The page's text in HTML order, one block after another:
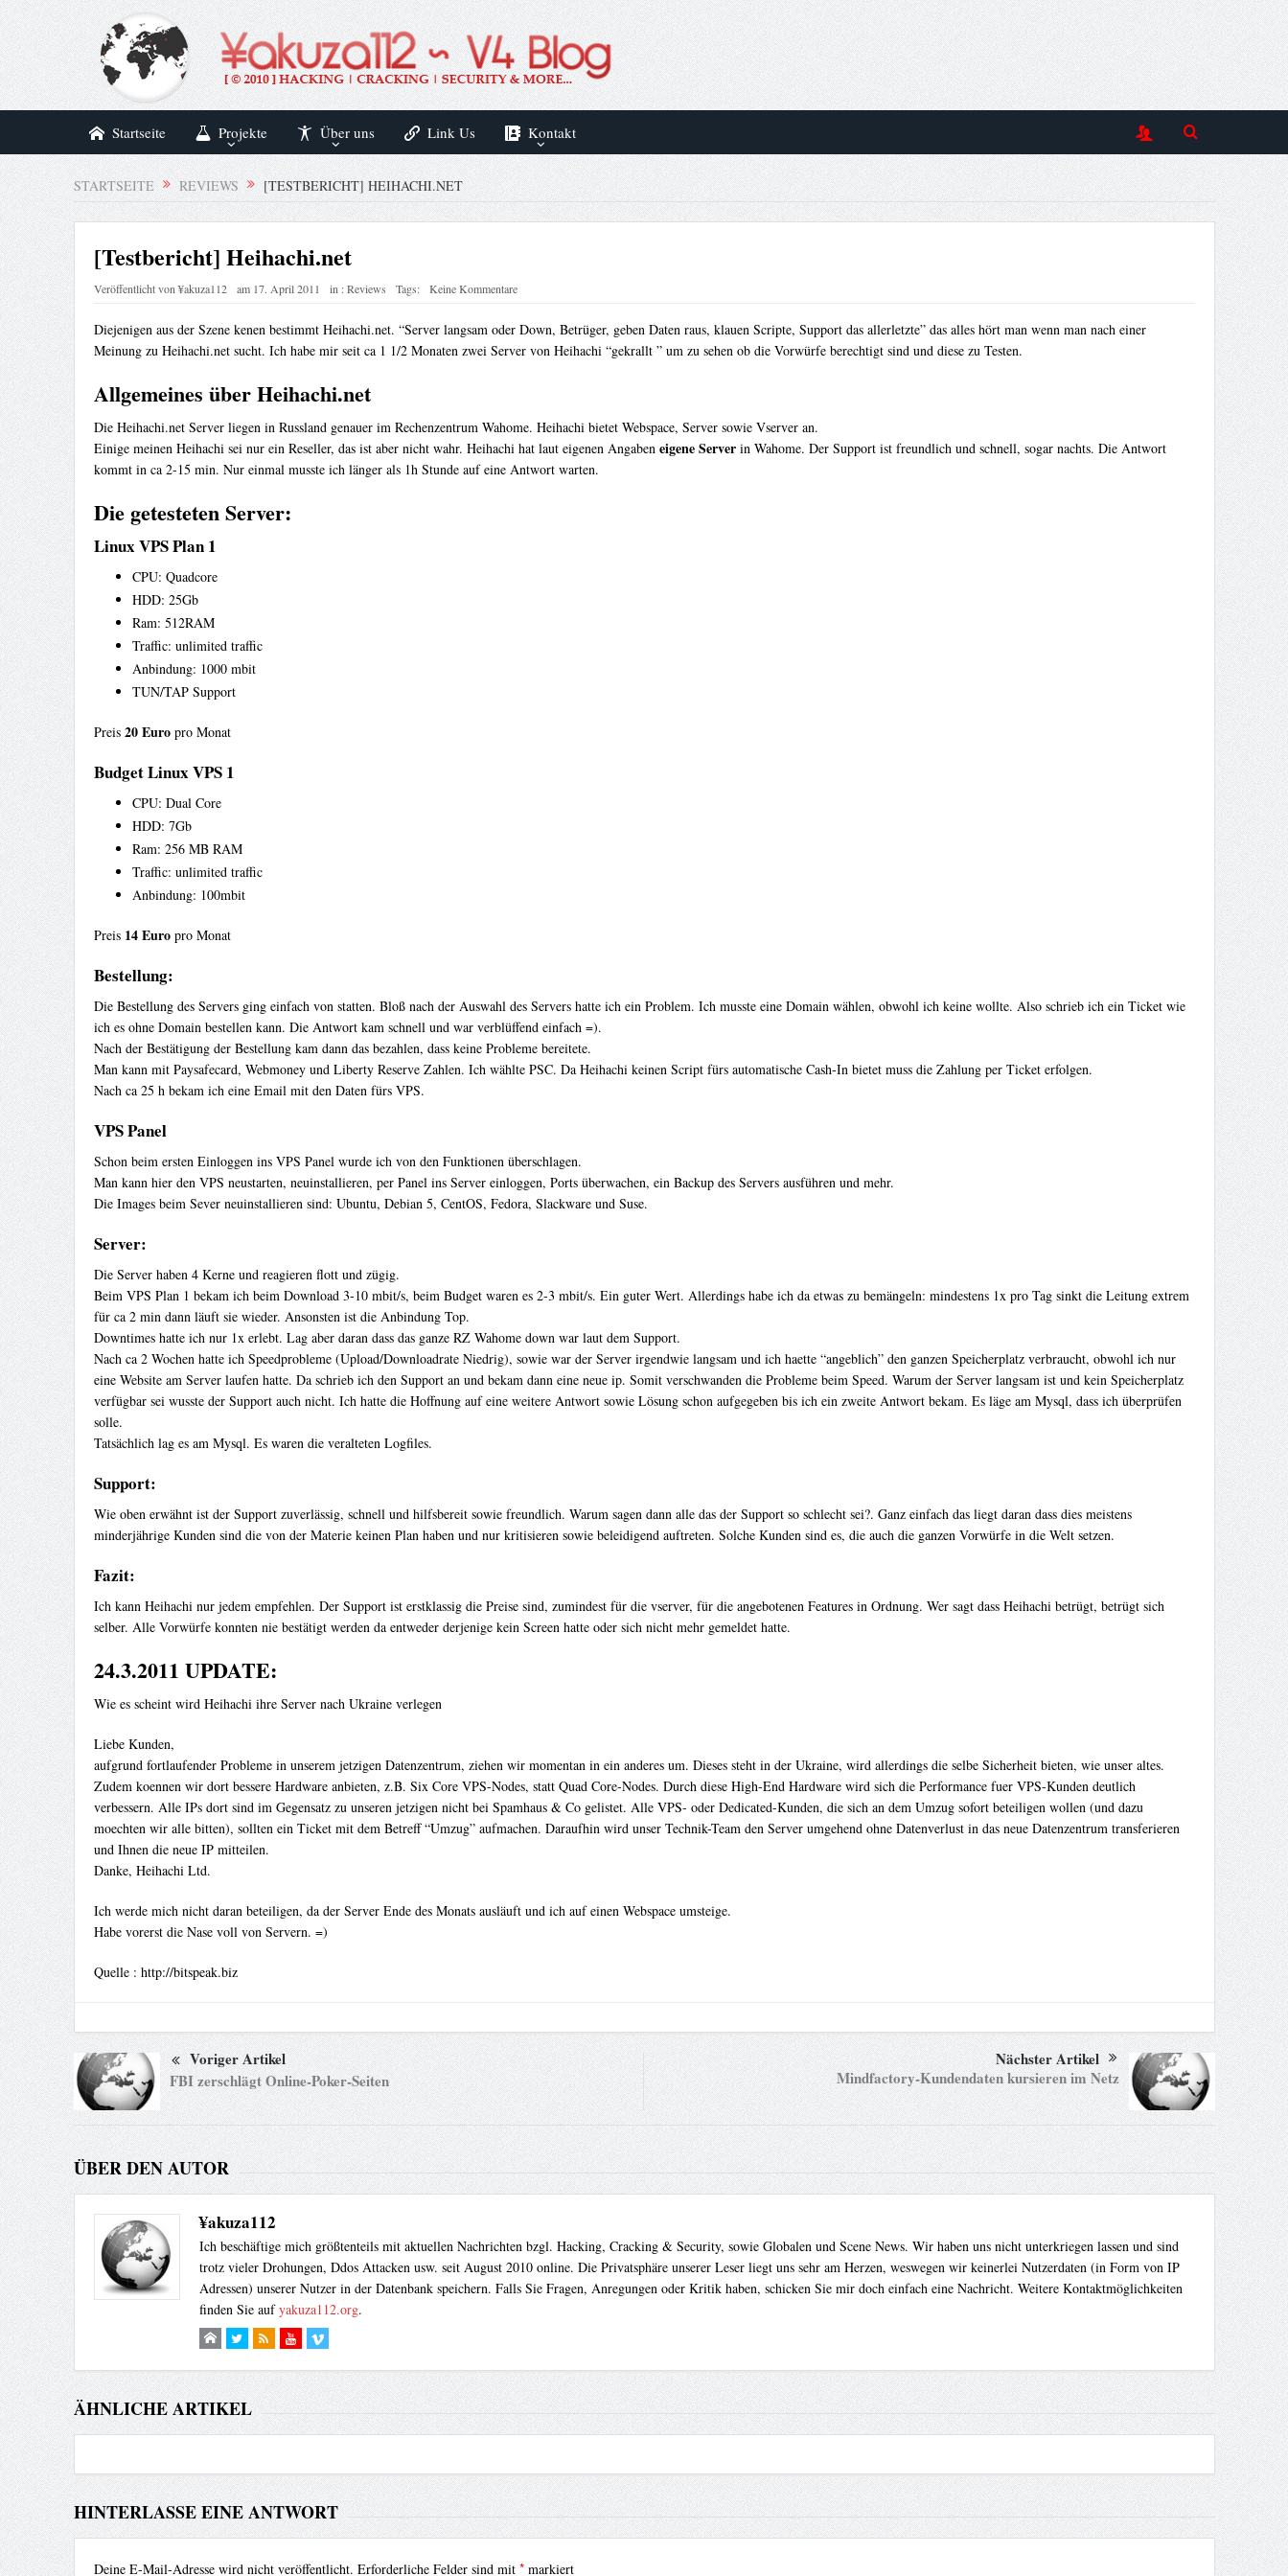
Startseite Projekte Über uns Link Us Kontakt
STARTSEITE REVIEWS [TESTBERICHT] HEIHACHI.NET
[Testbericht] Heihachi.net
Veröffentlicht von¥akuza112 am 17. April 2011 in :Reviews Tags: Keine Kommentare
Diejenigen aus der Szene kenen bestimmt Heihachi.net. “Server langsam oder Down, Betrüger, geben Daten raus, klauen Scripte, Support das allerletzte” das alles hört man wenn man nach einer
Meinung zu Heihachi.net sucht. Ich habe mir seit ca 1 1/2 Monaten zwei Server von Heihachi “gekrallt ” um zu sehen ob die Vorwürfe berechtigt sind und diese zu Testen.
Allgemeines über Heihachi.net
Die Heihachi.net Server liegen in Russland genauer im Rechenzentrum Wahome. Heihachi bietet Webspace, Server sowie Vserver an.
Einige meinen Heihachi sei nur ein Reseller, das ist aber nicht wahr. Heihachi hat laut eigenen Angaben eigene Serverin Wahome. Der Support ist freundlich und schnell, sogar nachts. Die Antwort
kommt in ca 2-15 min. Nur einmal musste ich länger als 1h Stunde auf eine Antwort warten.
Die getesteten Server:
Linux VPS Plan 1
CPU: Quadcore
HDD: 25Gb
Ram: 512RAM
Traffic: unlimited traffic
Anbindung: 1000 mbit
TUN/TAP Support
Preis 20 Europro Monat
Budget Linux VPS 1
CPU: Dual Core
HDD: 7Gb
Ram: 256 MB RAM
Traffic: unlimited traffic
Anbindung: 100mbit
Preis 14 Europro Monat
Bestellung:
Die Bestellung des Servers ging einfach von statten. Bloß nach der Auswahl des Servers hatte ich ein Problem. Ich musste eine Domain wählen, obwohl ich keine wollte. Also schrieb ich ein Ticket wie
ich es ohne Domain bestellen kann. Die Antwort kam schnell und war verblüffend einfach =).
Nach der Bestätigung der Bestellung kam dann das bezahlen, dass keine Probleme bereitete.
Man kann mit Paysafecard, Webmoney und Liberty Reserve Zahlen. Ich wählte PSC. Da Heihachi keinen Script fürs automatische Cash-In bietet muss die Zahlung per Ticket erfolgen.
Nach ca 25 h bekam ich eine Email mit den Daten fürs VPS.
VPS Panel
Schon beim ersten Einloggen ins VPS Panel wurde ich von den Funktionen überschlagen.
Man kann hier den VPS neustarten, neuinstallieren, per Panel ins Server einloggen, Ports überwachen, ein Backup des Servers ausführen und mehr.
Die Images beim Sever neuinstallieren sind: Ubuntu, Debian 5, CentOS, Fedora, Slackware und Suse.
Server:
Die Server haben 4 Kerne und reagieren flott und zügig.
Beim VPS Plan 1 bekam ich beim Download 3-10 mbit/s, beim Budget waren es 2-3 mbit/s. Ein guter Wert. Allerdings habe ich da etwas zu bemängeln: mindestens 1x pro Tag sinkt die Leitung extrem
für ca 2 min dann läuft sie wieder. Ansonsten ist die Anbindung Top.
Downtimes hatte ich nur 1x erlebt. Lag aber daran dass das ganze RZ Wahome down war laut dem Support.
Nach ca 2 Wochen hatte ich Speedprobleme (Upload/Downloadrate Niedrig), sowie war der Server irgendwie langsam und ich haette “angeblich” den ganzen Speicherplatz verbraucht, obwohl ich nur
eine Website am Server laufen hatte. Da schrieb ich den Support an und bekam dann eine neue ip. Somit verschwanden die Probleme beim Speed. Warum der Server langsam ist und kein Speicherplatz
verfügbar sei wusste der Support auch nicht. Ich hatte die Hoffnung auf eine weitere Antwort sowie Lösung schon aufgegeben bis ich ein zweite Antwort bekam. Es läge am Mysql, dass ich überprüfen
solle.
Tatsächlich lag es am Mysql. Es waren die veralteten Logfiles.
Support:
Wie oben erwähnt ist der Support zuverlässig, schnell und hilfsbereit sowie freundlich. Warum sagen dann alle das der Support so schlecht sei?. Ganz einfach das liegt daran dass dies meistens
minderjährige Kunden sind die von der Materie keinen Plan haben und nur kritisieren sowie beleidigend auftreten. Solche Kunden sind es, die auch die ganzen Vorwürfe in die Welt setzen.
Fazit:
Ich kann Heihachi nur jedem empfehlen. Der Support ist erstklassig die Preise sind, zumindest für die vserver, für die angebotenen Features in Ordnung. Wer sagt dass Heihachi betrügt, betrügt sich
selber. Alle Vorwürfe konnten nie bestätigt werden da entweder derjenige kein Screen hatte oder sich nicht mehr gemeldet hatte.
24.3.2011 UPDATE:
Wie es scheint wird Heihachi ihre Server nach Ukraine verlegen
Liebe Kunden,
aufgrund fortlaufender Probleme in unserem jetzigen Datenzentrum, ziehen wir momentan in ein anderes um. Dieses steht in der Ukraine, wird allerdings die selbe Sicherheit bieten, wie unser altes.
Zudem koennen wir dort bessere Hardware anbieten, z.B. Six Core VPS-Nodes, statt Quad Core-Nodes. Durch diese High-End Hardware wird sich die Performance fuer VPS-Kunden deutlich
verbessern. Alle IPs dort sind im Gegensatz zu unseren jetzigen nicht bei Spamhaus & Co gelistet. Alle VPS- oder Dedicated-Kunden, die sich an dem Umzug sofort beteiligen wollen (und dazu
moechten wir alle bitten), sollten ein Ticket mit dem Betreff “Umzug” aufmachen. Daraufhin wird unser Technik-Team den Server umgehend ohne Datenverlust in das neue Datenzentrum transferieren
und Ihnen die neue IP mitteilen.
Danke, Heihachi Ltd.
Ich werde mich nicht daran beteiligen, da der Server Ende des Monats ausläuft und ich auf einen Webspace umsteige.
Habe vorerst die Nase voll von Servern. =)
Quelle : http://bitspeak.biz
Voriger Artikel
FBI zerschlägt Online-Poker-Seiten
Nächster Artikel
Mindfactory-Kundendaten kursieren im Netz
ÜBER DEN AUTOR
¥akuza112
Ich beschäftige mich größtenteils mit aktuellen Nachrichten bzgl. Hacking, Cracking & Security, sowie Globalen und Scene News. Wir haben uns nicht unterkriegen lassen und sind
trotz vieler Drohungen, Ddos Attacken usw. seit August 2010 online. Die Privatsphäre unserer Leser liegt uns sehr am Herzen, weswegen wir keinerlei Nutzerdaten (in Form von IP
Adressen) unserer Nutzer in der Datenbank speichern. Falls Sie Fragen, Anregungen oder Kritik haben, schicken Sie mir doch einfach eine Nachricht. Weitere Kontaktmöglichkeiten
finden Sie aufyakuza112.org.
ÄHNLICHE ARTIKEL
HINTERLASSE EINE ANTWORT
Deine E-Mail-Adresse wird nicht veröffentlicht. Erforderliche Felder sind mit *markiert